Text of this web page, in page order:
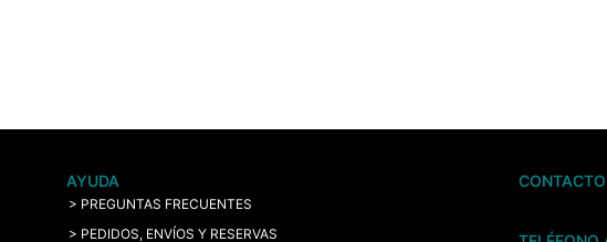
AYUDA
> PREGUNTAS FRECUENTES
> PEDIDOS, ENVÍOS Y RESERVAS
CONTACTO